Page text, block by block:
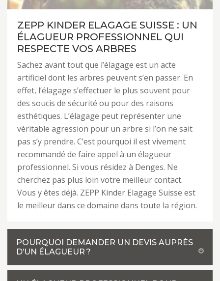
ZEPP KINDER ELAGAGE SUISSE : UN
ÉLAGUEUR PROFESSIONNEL QUI
RESPECTE VOS ARBRES
Sachez avant tout que l’élagage est un acte
artificiel dont les arbres peuvent s’en passer. En
effet, l’élagage s’effectuer le plus souvent pour
des soucis de sécurité ou pour des raisons
esthétiques. L’élagage peut représenter une
véritable agression pour un arbre si l’on ne sait
pas s’y prendre. C’est pourquoi il est vivement
recommandé de faire appel à un élagueur
professionnel. Si vous résidez à Denges. Ne
cherchez pas plus loin votre meilleur contact.
Vous y êtes déjà. ZEPP Kinder Elagage Suisse est
le meilleur dans ce domaine dans toute la région.
POURQUOI DEMANDER UN DEVIS AUPRÈS
D’UN ÉLAGUEUR ?